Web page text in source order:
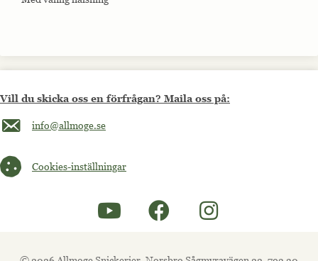
Vill du skicka oss en förfrågan? Maila oss på:
Maila oss på info@allmoge.se
info@allmoge.se
Cookies-inställningar
Cookies-inställningar